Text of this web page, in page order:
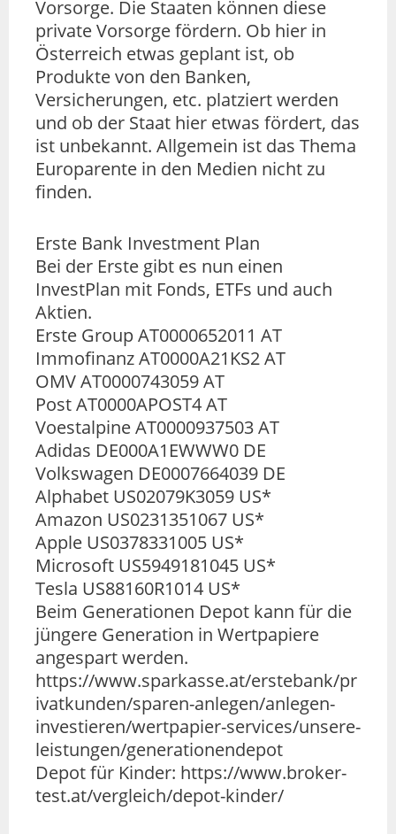
Vorsorge. Die Staaten können diese
private Vorsorge fördern. Ob hier in
Österreich etwas geplant ist, ob
Produkte von den Banken,
Versicherungen, etc. platziert werden
und ob der Staat hier etwas fördert, das
ist unbekannt. Allgemein ist das Thema
Europarente in den Medien nicht zu
finden.
Erste Bank Investment Plan
Bei der Erste gibt es nun einen
InvestPlan mit Fonds, ETFs und auch
Aktien.
Erste Group AT0000652011 AT
Immofinanz AT0000A21KS2 AT
OMV AT0000743059 AT
Post AT0000APOST4 AT
Voestalpine AT0000937503 AT
Adidas DE000A1EWWW0 DE
Volkswagen DE0007664039 DE
Alphabet US02079K3059 US*
Amazon US0231351067 US*
Apple US0378331005 US*
Microsoft US5949181045 US*
Tesla US88160R1014 US*
Beim Generationen Depot kann für die
jüngere Generation in Wertpapiere
angespart werden.
https://www.sparkasse.at/erstebank/pr
ivatkunden/sparen-anlegen/anlegen-
investieren/wertpapier-services/unsere-
leistungen/generationendepot
Depot für Kinder: https://www.broker-
test.at/vergleich/depot-kinder/